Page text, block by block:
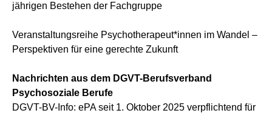
jährigen Bestehen der Fachgruppe
Veranstaltungsreihe Psychotherapeut*innen im Wandel –
Perspektiven für eine gerechte Zukunft
Nachrichten aus dem DGVT-Berufsverband
Psychosoziale Berufe
DGVT-BV-Info: ePA seit 1. Oktober 2025 verpflichtend für